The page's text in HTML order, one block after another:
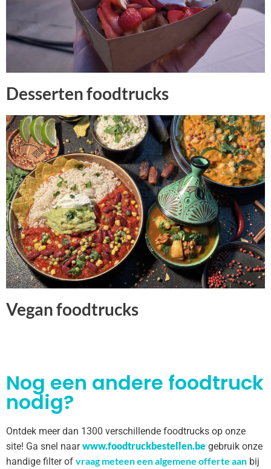
Desserten foodtrucks
Vegan foodtrucks
Nog een andere foodtruck
nodig?
Ontdek meer dan 1300 verschillende foodtrucks op onze
site! Ga snel naarwww.foodtruckbestellen.be gebruik onze
handige filter of vraag meteen een algemene offerte aan bij